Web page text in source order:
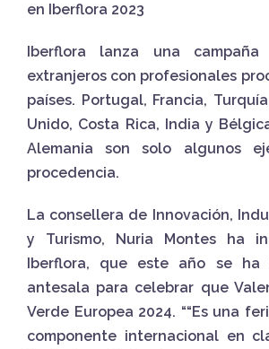
en Iberflora 2023
Iberflora lanza una
extranjeros con profesionales
países. Portugal, Francia,
Unido, Costa Rica, India y
Alemania son solo algunos
procedencia.
La consellera de Innovación,
y Turismo, Nuria Montes ha
Iberflora, que este año se ha
antesala para celebrar que
Verde Europea 2024. ““Es una
componente internacional en